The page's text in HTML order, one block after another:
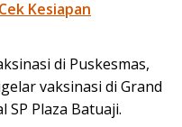
Kesiapan
di Puskesmas,
vaksinasi di Grand
Plaza Batuaji.